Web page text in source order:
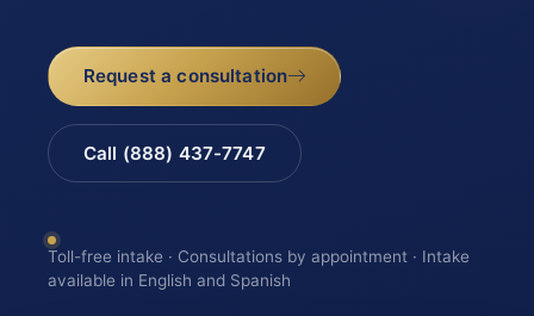
Request a consultation
Call (888) 437-7747
Toll-free intake · Consultations by appointment · Intake
available in English and Spanish